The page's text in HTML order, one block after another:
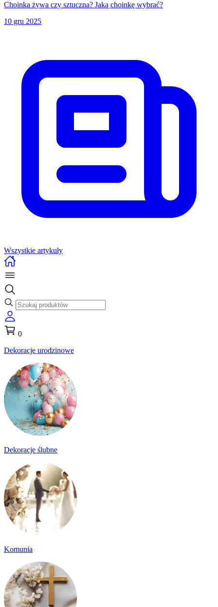
Choinka żywa czy sztuczna? Jaką choinkę wybrać?
10 gru 2025
Wszystkie artykuły
0
Dekoracje urodzinowe
Dekoracje ślubne
Komunia